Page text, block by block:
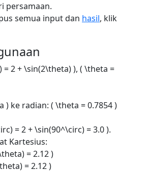
persamaan.
semua input dan hasil, klik
2 + \sin(2\theta) ), ( \theta =
) ke radian: ( \theta = 0.7854 )
= 2 + \sin(90^\circ) = 3.0 ).
Kartesius:
= 2.12 )
= 2.12 )